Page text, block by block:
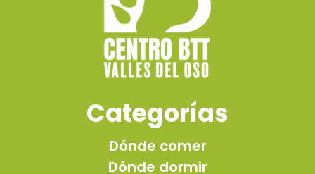
Categorías
Dónde comer
Dónde dormir